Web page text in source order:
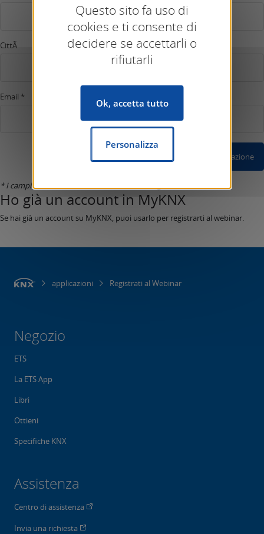
CittÃ
Email *
Conferma Registrazione
* I campi marcati con un asterisco sono obbligatori.
Ho già un account in MyKNX
Se hai già un account su MyKNX, puoi usarlo per registrarti al webinar.
applicazioni Registrati al Webinar
Negozio
ETS
La ETS App
Libri
Ottieni
Specifiche KNX
Assistenza
Centro di assistenza
Invia una richiesta
Questo sito fa uso di
cookies e ti consente di
decidere se accettarli o
rifiutarli
Ok, accetta tutto
Personalizza